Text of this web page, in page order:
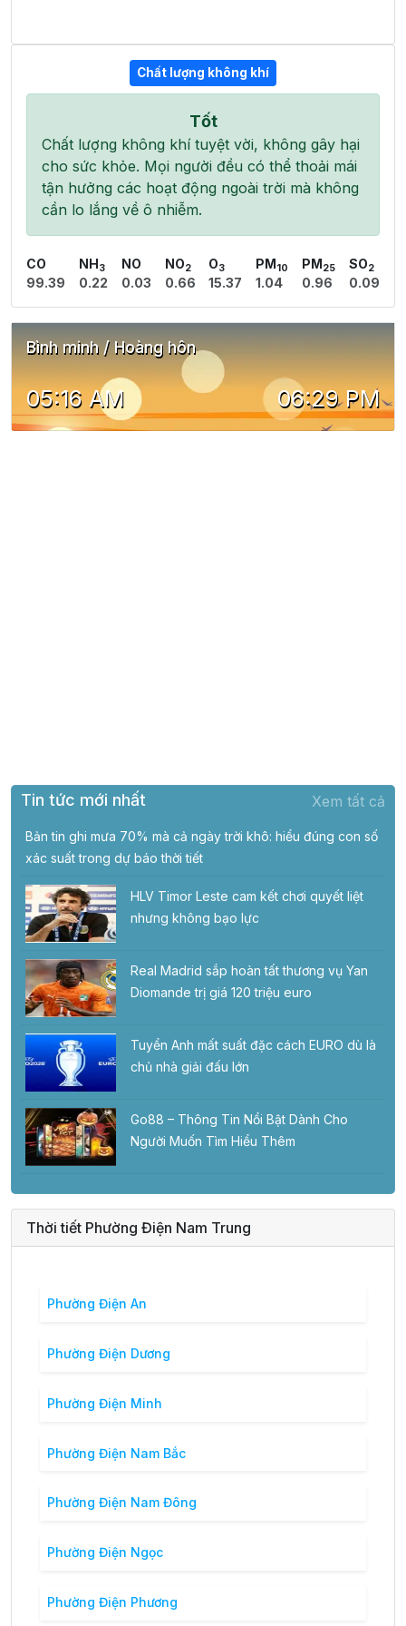
Chất lượng không khí
Tốt
Chất lượng không khí tuyệt vời, không gây hại
cho sức khỏe. Mọi người đều có thể thoải mái
tận hưởng các hoạt động ngoài trời mà không
cần lo lắng về ô nhiễm.
CO
99.39
NH 3
0.22
NO
0.03
NO2
0.66
O3
15.37
PM 10
1.04
PM 25
0.96
SO2
0.09
Bình minh / Hoàng hôn
05:16 AM 06:29 PM
Tin tức mới nhất Xem tất cả
Bản tin ghi mưa 70% mà cả ngày trời khô: hiểu đúng con số
xác suất trong dự báo thời tiết
HLV Timor Leste cam kết chơi quyết liệt
nhưng không bạo lực
Real Madrid sắp hoàn tất thương vụ Yan
Diomande trị giá 120 triệu euro
Tuyển Anh mất suất đặc cách EURO dù là
chủ nhà giải đấu lớn
Go88 – Thông Tin Nổi Bật Dành Cho
Người Muốn Tìm Hiểu Thêm
Thời tiết Phường Điện Nam Trung
Phường Điện An
Phường Điện Dương
Phường Điện Minh
Phường Điện Nam Bắc
Phường Điện Nam Đông
Phường Điện Ngọc
Phường Điện Phương